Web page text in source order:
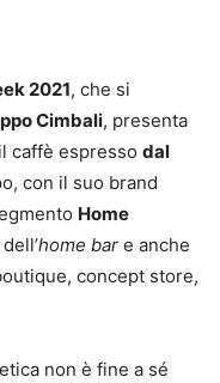
2021, che si
Cimbali, presenta
caffè espresso dal
con il suo brand
Home
home bar e anche
concept store,
non è fine a sé